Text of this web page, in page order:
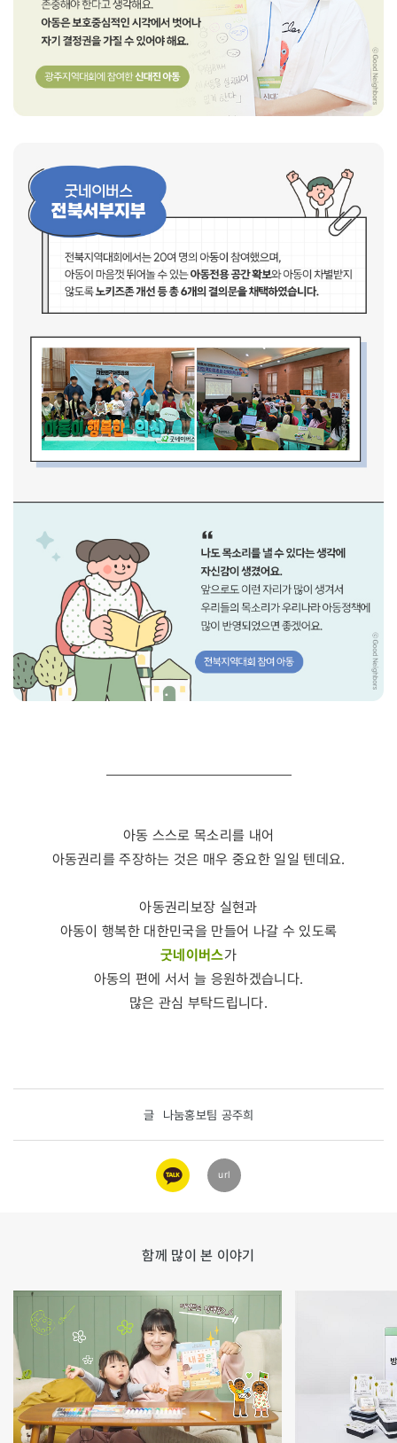
아동 스스로 목소리를 내어
아동권리를 주장하는 것은 매우 중요한 일일 텐데요.
아동권리보장 실현과
아동이 행복한 대한민국을 만들어 나갈 수 있도록
굿네이버스가
아동의 편에 서서 늘 응원하겠습니다.
많은 관심 부탁드립니다.
글 나눔홍보팀 공주희
카카오
링크
url
함께 많이 본 이야기